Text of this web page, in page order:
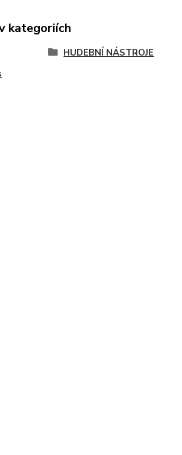
kategoriích
HUDEBNÍ NÁSTROJE